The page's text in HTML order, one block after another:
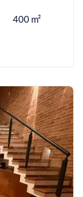
400 m²